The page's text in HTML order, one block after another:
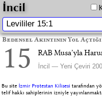
İncil
Bedensel Akıntının Yol
15 RAB Musa’yla
İncil — Yeni Çeviri
Bu site İzmir Protestan Kilisesi tarafından
telif hakkı sahiplerinin izniyle